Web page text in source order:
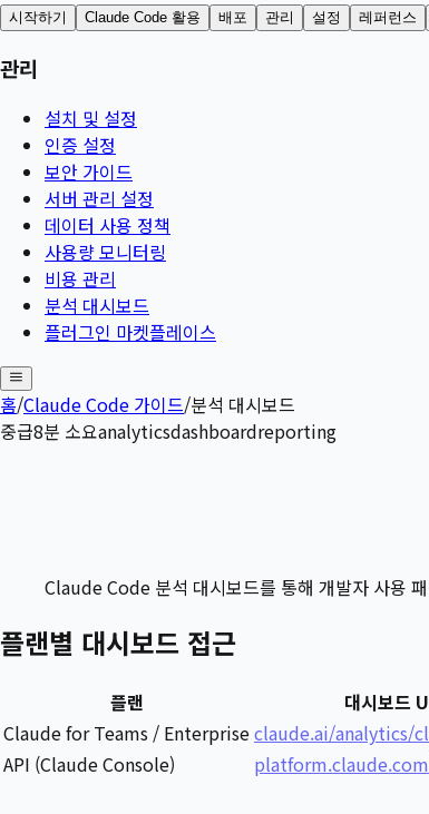
시작하기 Claude Code 활용 배포 관리 설정 레퍼런스
관리
설치 및 설정
인증 설정
보안 가이드
서버 관리 설정
데이터 사용 정책
사용량 모니터링
비용 관리
분석 대시보드
플러그인 마켓플레이스
홈/Claude Code 가이드/분석 대시보드
중급8분 소요analyticsdashboardreporting
Claude Code 분석 대시보드를 통해 개발자 사용
플랜별 대시보드 접근
플랜 대시보드
Claude for Teams / Enterpriseclaude.ai/analytics/
API (Claude Console)